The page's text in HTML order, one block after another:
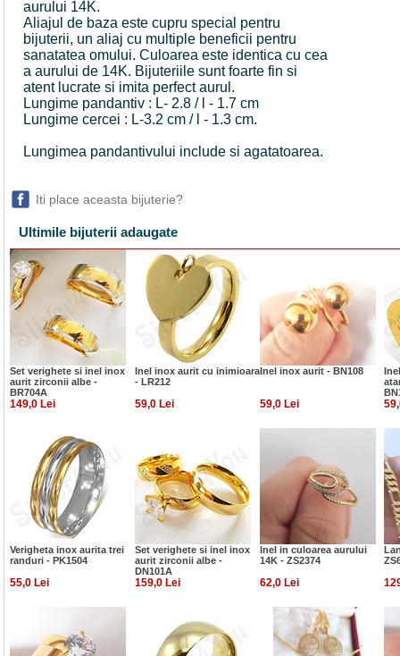
aurului 14K.
Aliajul de baza este cupru special pentru
bijuterii, un aliaj cu multiple beneficii pentru
sanatatea omului. Culoarea este identica cu cea
a aurului de 14K. Bijuteriile sunt foarte fin si
atent lucrate si imita perfect aurul.
Lungime pandantiv : L- 2.8 / l - 1.7 cm
Lungime cercei : L-3.2 cm / l - 1.3 cm.
Lungimea pandantivului include si agatatoarea.
Iti place aceasta bijuterie?
Ultimile bijuterii adaugate
Set verighete si inel inox
aurit zirconii albe -
BR704A
Inel inox aurit cu inimioara
- LR212
Inel inox aurit - BN108
149,0 Lei 59,0 Lei 59,0 Lei
Verigheta inox aurita trei
randuri - PK1504
Set verighete si inel inox
aurit zirconii albe -
DN101A
Inel in culoarea aurului
14K - ZS2374
55,0 Lei 159,0 Lei 62,0 Lei